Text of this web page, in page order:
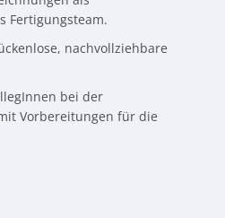
Fertigungsteam.
nachvollziehbare
bei der
Vorbereitungen für die